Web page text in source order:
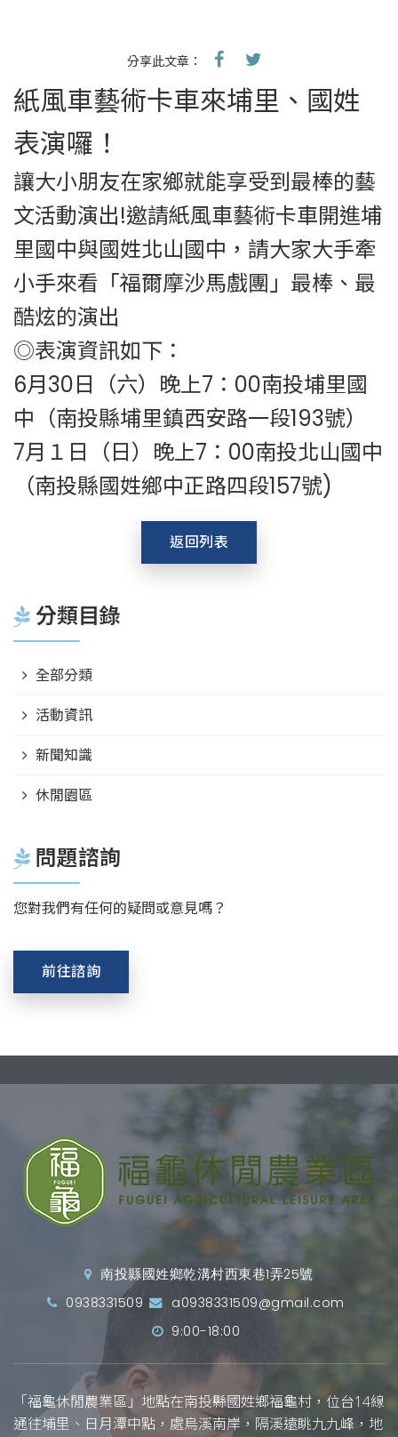
分享此文章：
紙風車藝術卡車來埔里、國姓
表演囉！
讓大小朋友在家鄉就能享受到最棒的藝
文活動演出!邀請紙風車藝術卡車開進埔
里國中與國姓北山國中，請大家大手牽
小手來看「福爾摩沙馬戲團」最棒、最
酷炫的演出
◎表演資訊如下：
6月30日（六）晚上7：00南投埔里國
中（南投縣埔里鎮西安路一段193號）
7月１日（日）晚上7：00南投北山國中
（南投縣國姓鄉中正路四段157號)
返回列表
分類目錄
全部分類
活動資訊
新聞知識
休閒園區
問題諮詢
您對我們有任何的疑問或意見嗎？
前往諮詢
南投縣國姓鄉乾溝村西東巷1弄25號
0938331509
a0938331509@gmail.com
9:00-18:00
「福龜休閒農業區」地點在南投縣國姓鄉福龜村，位台14線
通往埔里、日月潭中點，處烏溪南岸，隔溪遠眺九九峰，地